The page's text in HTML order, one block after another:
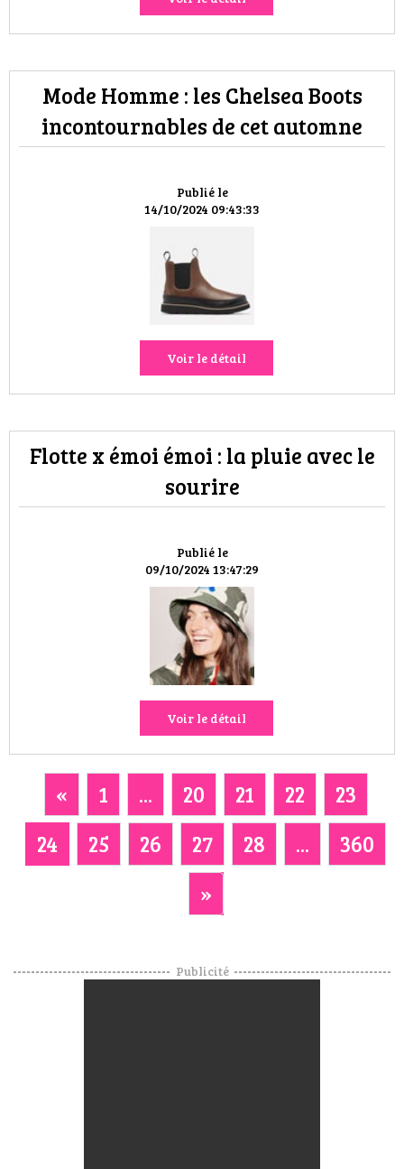
Publié le
14/10/2024 09:43:33
Mode Homme : les Chelsea Boots
incontournables de cet automne
Voir le détail
Publié le
09/10/2024 13:47:29
Flotte x émoi émoi : la pluie avec le
sourire
Voir le détail
« 1 ... 20 21 22
23
24
25 26 27 28 ...
360
»
Publicité